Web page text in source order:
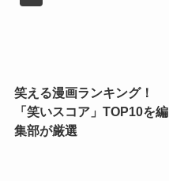
笑える漫画ランキング！
「笑いスコア」TOP10を編
集部が厳選